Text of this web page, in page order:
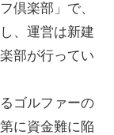
倶楽部」で、
、運営は新建
部が行ってい
ゴルファーの
に資金難に陥